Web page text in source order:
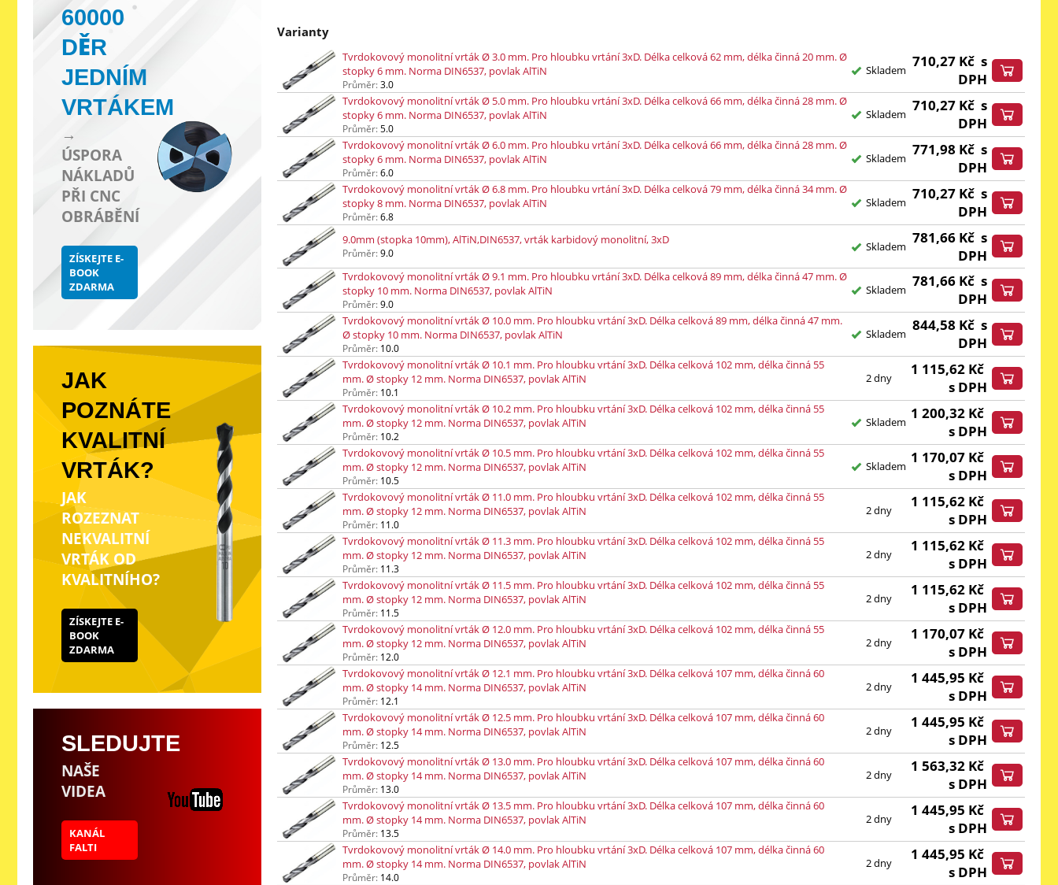
Varianty
Tvrdokovový monolitní vrták Ø 3.0 mm. Pro hloubku vrtání 3xD. Délka celková 62 mm, délka činná 20 mm. Ø
stopky 6 mm. Norma DIN6537, povlak AlTiN
Průměr:3.0
Skladem 710,27 Kč s
DPH
Tvrdokovový monolitní vrták Ø 5.0 mm. Pro hloubku vrtání 3xD. Délka celková 66 mm, délka činná 28 mm. Ø
stopky 6 mm. Norma DIN6537, povlak AlTiN
Průměr:5.0
Skladem 710,27 Kč s
DPH
Tvrdokovový monolitní vrták Ø 6.0 mm. Pro hloubku vrtání 3xD. Délka celková 66 mm, délka činná 28 mm. Ø
stopky 6 mm. Norma DIN6537, povlak AlTiN
Průměr:6.0
Skladem 771,98 Kč s
DPH
Tvrdokovový monolitní vrták Ø 6.8 mm. Pro hloubku vrtání 3xD. Délka celková 79 mm, délka činná 34 mm. Ø
stopky 8 mm. Norma DIN6537, povlak AlTiN
Průměr:6.8
Skladem 710,27 Kč s
DPH
9.0mm (stopka 10mm), AlTiN,DIN6537, vrták karbidový monolitní, 3xD
Průměr:9.0 Skladem 781,66 Kč s
DPH
Tvrdokovový monolitní vrták Ø 9.1 mm. Pro hloubku vrtání 3xD. Délka celková 89 mm, délka činná 47 mm. Ø
stopky 10 mm. Norma DIN6537, povlak AlTiN
Průměr:9.0
Skladem 781,66 Kč s
DPH
Tvrdokovový monolitní vrták Ø 10.0 mm. Pro hloubku vrtání 3xD. Délka celková 89 mm, délka činná 47 mm.
Ø stopky 10 mm. Norma DIN6537, povlak AlTiN
Průměr: 10.0
Skladem 844,58 Kč s
DPH
Tvrdokovový monolitní vrták Ø 10.1 mm. Pro hloubku vrtání 3xD. Délka celková 102 mm, délka činná 55
mm. Ø stopky 12 mm. Norma DIN6537, povlak AlTiN
Průměr: 10.1
2 dny 1 115,62 Kč
s DPH
Tvrdokovový monolitní vrták Ø 10.2 mm. Pro hloubku vrtání 3xD. Délka celková 102 mm, délka činná 55
mm. Ø stopky 12 mm. Norma DIN6537, povlak AlTiN
Průměr: 10.2
Skladem 1 200,32 Kč
s DPH
Tvrdokovový monolitní vrták Ø 10.5 mm. Pro hloubku vrtání 3xD. Délka celková 102 mm, délka činná 55
mm. Ø stopky 12 mm. Norma DIN6537, povlak AlTiN
Průměr: 10.5
Skladem 1 170,07 Kč
s DPH
Tvrdokovový monolitní vrták Ø 11.0 mm. Pro hloubku vrtání 3xD. Délka celková 102 mm, délka činná 55
mm. Ø stopky 12 mm. Norma DIN6537, povlak AlTiN
Průměr: 11.0
2 dny 1 115,62 Kč
s DPH
Tvrdokovový monolitní vrták Ø 11.3 mm. Pro hloubku vrtání 3xD. Délka celková 102 mm, délka činná 55
mm. Ø stopky 12 mm. Norma DIN6537, povlak AlTiN
Průměr: 11.3
2 dny 1 115,62 Kč
s DPH
Tvrdokovový monolitní vrták Ø 11.5 mm. Pro hloubku vrtání 3xD. Délka celková 102 mm, délka činná 55
mm. Ø stopky 12 mm. Norma DIN6537, povlak AlTiN
Průměr: 11.5
2 dny 1 115,62 Kč
s DPH
Tvrdokovový monolitní vrták Ø 12.0 mm. Pro hloubku vrtání 3xD. Délka celková 102 mm, délka činná 55
mm. Ø stopky 12 mm. Norma DIN6537, povlak AlTiN
Průměr: 12.0
2 dny 1 170,07 Kč
s DPH
Tvrdokovový monolitní vrták Ø 12.1 mm. Pro hloubku vrtání 3xD. Délka celková 107 mm, délka činná 60
mm. Ø stopky 14 mm. Norma DIN6537, povlak AlTiN
Průměr: 12.1
2 dny 1 445,95 Kč
s DPH
Tvrdokovový monolitní vrták Ø 12.5 mm. Pro hloubku vrtání 3xD. Délka celková 107 mm, délka činná 60
mm. Ø stopky 14 mm. Norma DIN6537, povlak AlTiN
Průměr: 12.5
2 dny 1 445,95 Kč
s DPH
Tvrdokovový monolitní vrták Ø 13.0 mm. Pro hloubku vrtání 3xD. Délka celková 107 mm, délka činná 60
mm. Ø stopky 14 mm. Norma DIN6537, povlak AlTiN
Průměr: 13.0
2 dny 1 563,32 Kč
s DPH
Tvrdokovový monolitní vrták Ø 13.5 mm. Pro hloubku vrtání 3xD. Délka celková 107 mm, délka činná 60
mm. Ø stopky 14 mm. Norma DIN6537, povlak AlTiN
Průměr: 13.5
2 dny 1 445,95 Kč
s DPH
Tvrdokovový monolitní vrták Ø 14.0 mm. Pro hloubku vrtání 3xD. Délka celková 107 mm, délka činná 60
mm. Ø stopky 14 mm. Norma DIN6537, povlak AlTiN
Průměr: 14.0
2 dny 1 445,95 Kč
s DPH
60000
DĚR
JEDNÍM
VRTÁKEM
→
ÚSPORA
NÁKLADŮ
PŘI CNC
OBRÁBĚNÍ
ZÍSKEJTE E-
BOOK
ZDARMA
JAK
POZNÁTE
KVALITNÍ
VRTÁK?
JAK
ROZEZNAT
NEKVALITNÍ
VRTÁK OD
KVALITNÍHO?
ZÍSKEJTE E-
BOOK
ZDARMA
SLEDUJTE
NAŠE
VIDEA
KANÁL
FALTI